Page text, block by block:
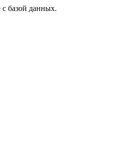
с базой данных.